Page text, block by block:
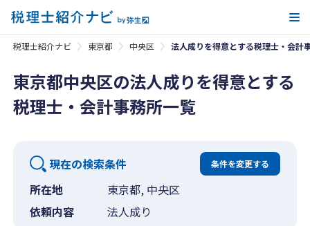
税理士紹介ナビ 東京都 中央区 法人成りを得意とする税理士・会計
東京都中央区の法人成りを得意とする
税理士・会計事務所一覧
現在の検索条件 条件を変更する
所在地
東京都, 中央区
依頼内容
法人成り